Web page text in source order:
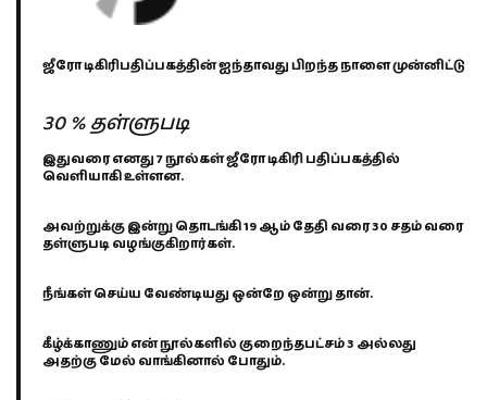
ஜீரோ டிகிரிபதிப்பகத்தின் ஐந்தாவது பிறந்த நாளை முன்னிட்டு
30 % தள்ளுபடி
இதுவரை எனது 7 நூல்கள் ஜீரோ டிகிரி பதிப்பகத்தில்
வெளியாகி உள்ளன.
அவற்றுக்கு இன்று தொடங்கி 19 ஆம் தேதி வரை 30 சதம் வரை
தள்ளுபடி வழங்குகிறார்கள்.
நீங்கள் செய்ய வேண்டியது ஒன்றே ஒன்று தான்.
கீழ்க்காணும் என் நூல்களில் குறைந்தபட்சம் 3 அல்லது
அதற்கு மேல் வாங்கினால் போதும்.